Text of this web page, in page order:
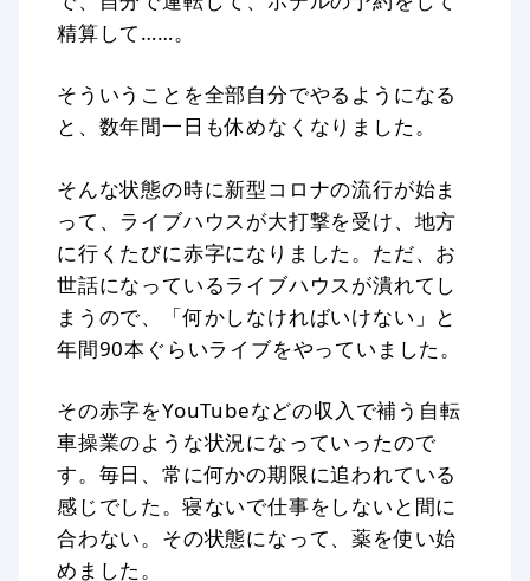
精算して……。
そういうことを全部自分でやるようになる
と、数年間一日も休めなくなりました。
そんな状態の時に新型コロナの流行が始ま
って、ライブハウスが大打撃を受け、地方
に行くたびに赤字になりました。ただ、お
世話になっているライブハウスが潰れてし
まうので、「何かしなければいけない」と
年間90本ぐらいライブをやっていました。
その赤字をYouTubeなどの収入で補う自転
車操業のような状況になっていったので
す。毎日、常に何かの期限に追われている
感じでした。寝ないで仕事をしないと間に
合わない。その状態になって、薬を使い始
めました。